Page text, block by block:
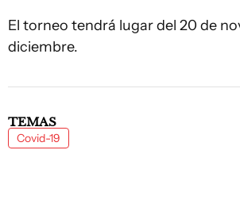
El torneo tendrá lugar del 20 de
diciembre.
TEMAS
Covid-19